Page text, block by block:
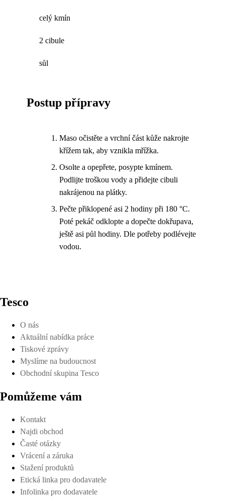
celý kmín
2 cibule
sůl
Postup přípravy
Maso očistěte a vrchní část kůže nakrojte
křížem tak, aby vznikla mřížka.
Osolte a opepřete, posypte kmínem.
Podlijte troškou vody a přidejte cibuli
nakrájenou na plátky.
Pečte přiklopené asi 2 hodiny při 180 °C.
Poté pekáč odklopte a dopečte dokřupava,
ještě asi půl hodiny. Dle potřeby podlévejte
vodou.
Tesco
O nás
Aktuální nabídka práce
Tiskové zprávy
Myslíme na budoucnost
Obchodní skupina Tesco
Pomůžeme vám
Kontakt
Najdi obchod
Časté otázky
Vrácení a záruka
Stažení produktů
Etická linka pro dodavatele
Infolinka pro dodavatele